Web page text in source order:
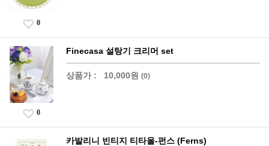
0
Finecasa 설탕기 크리머 set
상품가 : 10,000원 (0)
0
카발리니 빈티지 티타올-펀스 (Ferns)